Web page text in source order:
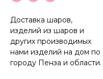
Доставка шаров,
изделий из шаров и
других производимых
нами изделий на дом по
городу Пенза и области.